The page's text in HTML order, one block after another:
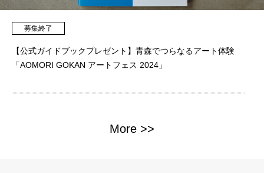
募集終了
【公式ガイドブックプレゼント】青森でつらなるアート体験
「AOMORI GOKAN アートフェス 2024」
More >>